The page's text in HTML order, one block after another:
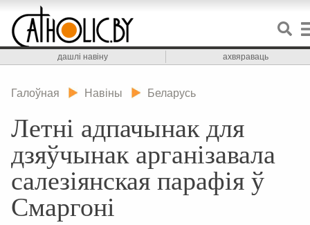
дашлі навіну ахвяраваць
Галоўная Навіны Беларусь
Летні адпачынак для
дзяўчынак арганізавала
салезіянская парафія ў
Смаргоні